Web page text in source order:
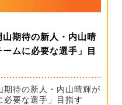
期待の新人・内山晴
ムに必要な選手」目
期待の新人・内山晴輝が
要な選手」目指す